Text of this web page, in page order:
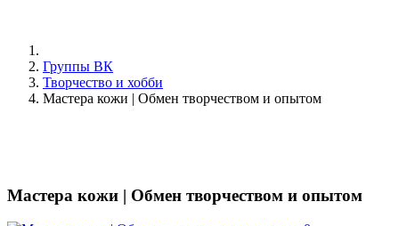
Группы ВК
Творчество и хобби
Мастера кожи | Обмен творчеством и опытом
Мастера кожи | Обмен творчеством и опытом